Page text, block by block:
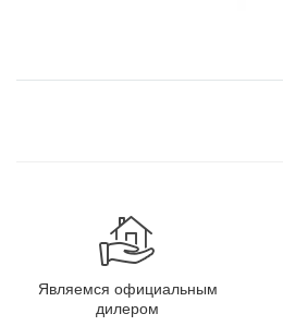
Являемся официальным
дилером